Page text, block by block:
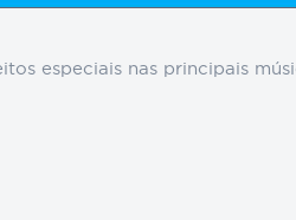
especiais nas principais